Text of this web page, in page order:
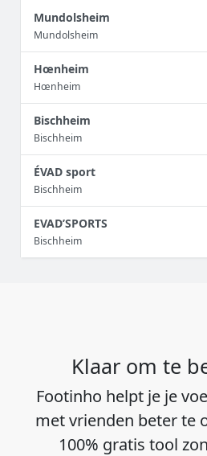
Mundolsheim
Mundolsheim
Hœnheim
Hœnheim
Bischheim
Bischheim
ÉVAD sport
Bischheim
EVAD’SPORTS
Bischheim
Klaar om te
Footinho helpt je je
met vrienden beter te
100% gratis tool